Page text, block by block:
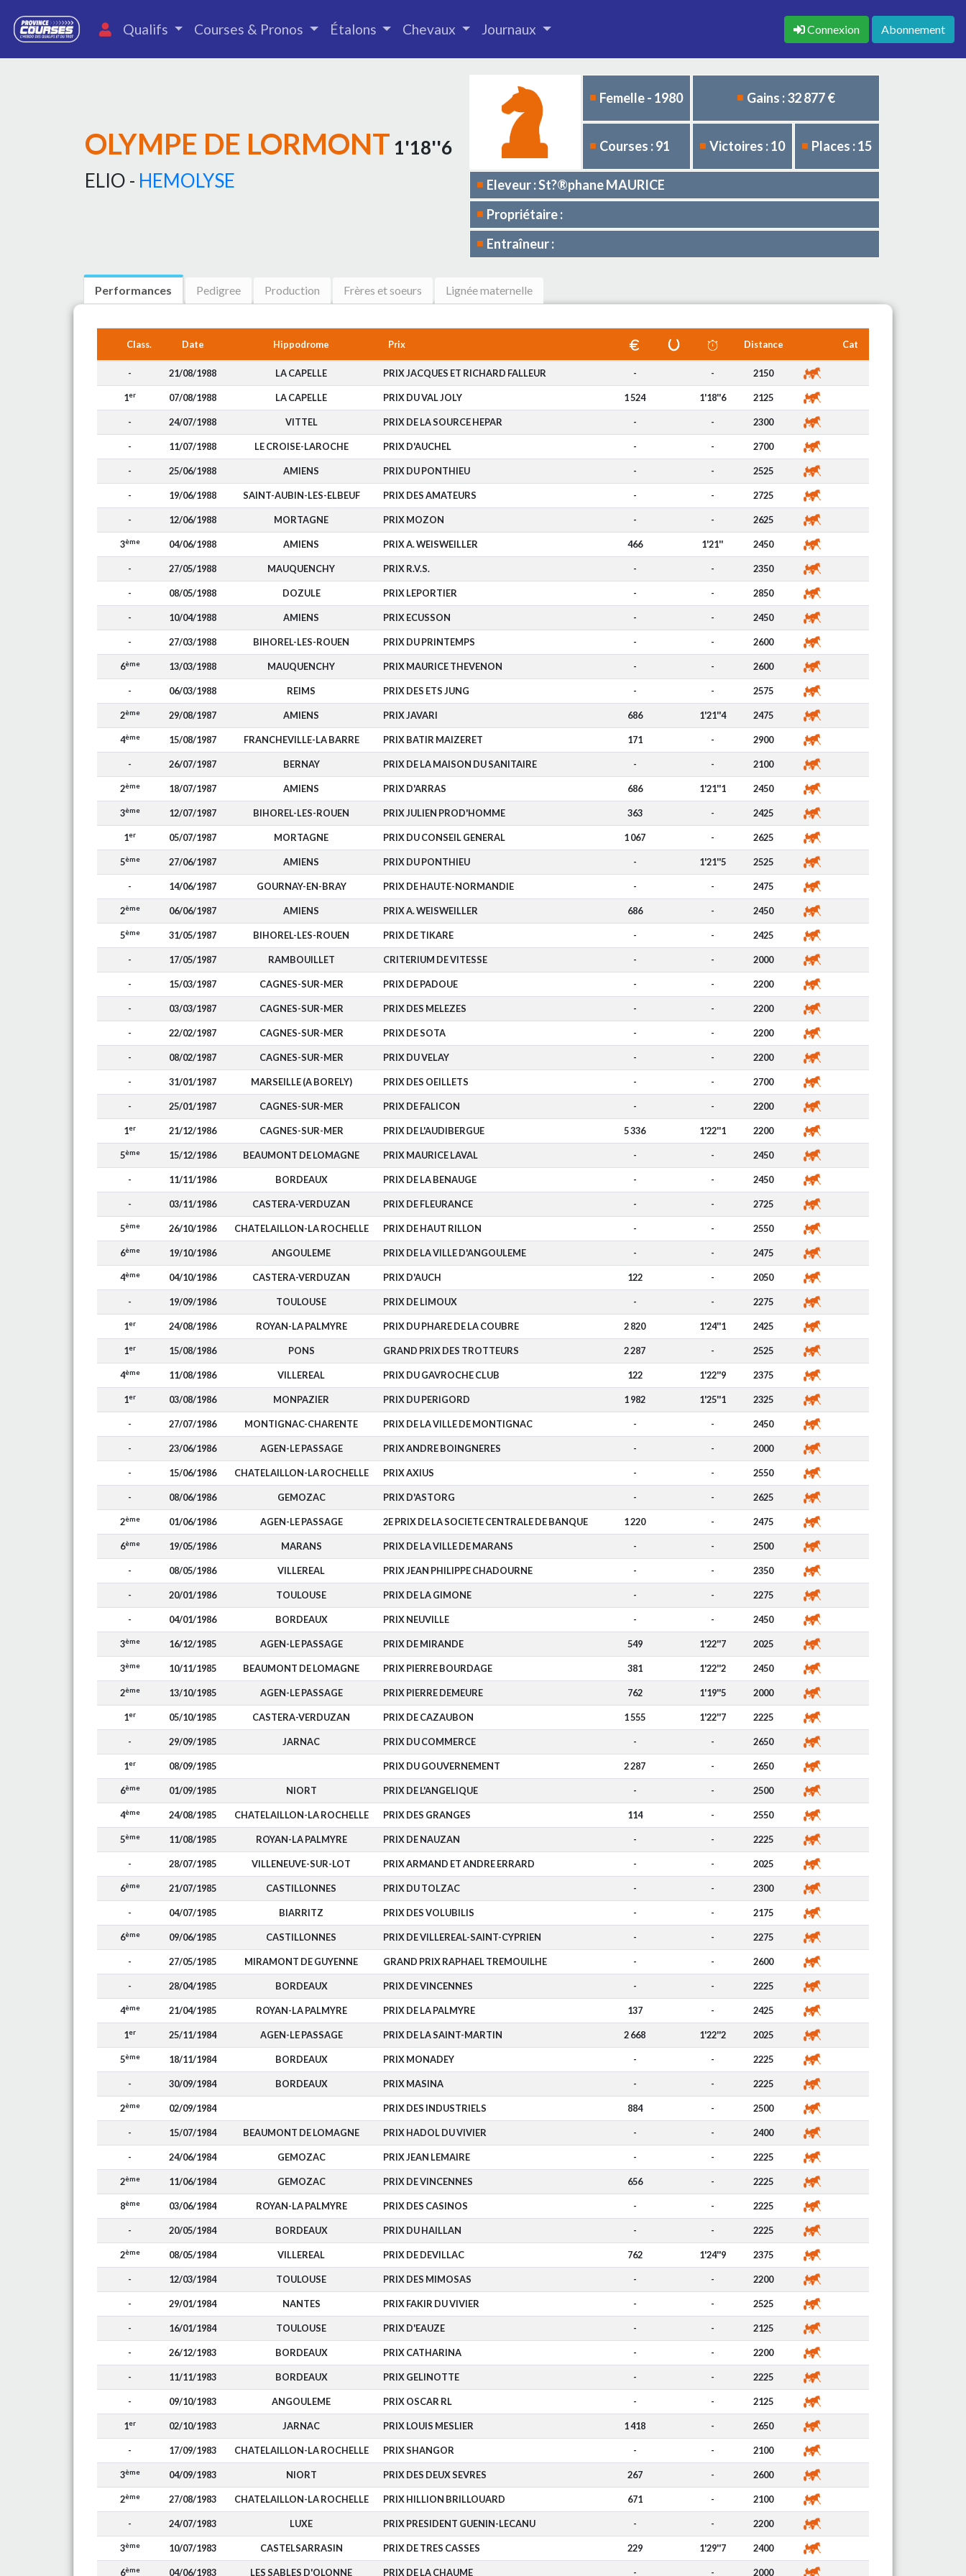
Qualifs Courses & Pronos Étalons Chevaux Journaux Connexion Abonnement
OLYMPE DE LORMONT 1'18''6
ELIO - HEMOLYSE
Femelle - 1980 Gains : 32 877 €
Courses : 91 Victoires : 10 Places : 15
Eleveur : St?®phane MAURICE
Propriétaire :
Entraîneur :
Performances Pedigree Production Frères et soeurs Lignée maternelle
Class. Date Hippodrome Prix Distance Cat
- 21/08/1988 LA CAPELLE PRIX JACQUES ET RICHARD FALLEUR - - 2150
1er 07/08/1988 LA CAPELLE PRIX DU VAL JOLY 1 524 1'18''6 2125
- 24/07/1988 VITTEL PRIX DE LA SOURCE HEPAR - - 2300
- 11/07/1988 LE CROISE-LAROCHE PRIX D'AUCHEL - - 2700
- 25/06/1988 AMIENS PRIX DU PONTHIEU - - 2525
- 19/06/1988 SAINT-AUBIN-LES-ELBEUF PRIX DES AMATEURS - - 2725
- 12/06/1988 MORTAGNE PRIX MOZON - - 2625
3ème 04/06/1988 AMIENS PRIX A. WEISWEILLER 466 1'21'' 2450
- 27/05/1988 MAUQUENCHY PRIX R.V.S. - - 2350
- 08/05/1988 DOZULE PRIX LEPORTIER - - 2850
- 10/04/1988 AMIENS PRIX ECUSSON - - 2450
- 27/03/1988 BIHOREL-LES-ROUEN PRIX DU PRINTEMPS - - 2600
6ème 13/03/1988 MAUQUENCHY PRIX MAURICE THEVENON - - 2600
- 06/03/1988 REIMS PRIX DES ETS JUNG - - 2575
2ème 29/08/1987 AMIENS PRIX JAVARI 686 1'21''4 2475
4ème 15/08/1987 FRANCHEVILLE-LA BARRE PRIX BATIR MAIZERET 171 - 2900
- 26/07/1987 BERNAY PRIX DE LA MAISON DU SANITAIRE - - 2100
2ème 18/07/1987 AMIENS PRIX D'ARRAS 686 1'21''1 2450
3ème 12/07/1987 BIHOREL-LES-ROUEN PRIX JULIEN PROD'HOMME 363 - 2425
1er 05/07/1987 MORTAGNE PRIX DU CONSEIL GENERAL 1 067 - 2625
5ème 27/06/1987 AMIENS PRIX DU PONTHIEU - 1'21''5 2525
- 14/06/1987 GOURNAY-EN-BRAY PRIX DE HAUTE-NORMANDIE - - 2475
2ème 06/06/1987 AMIENS PRIX A. WEISWEILLER 686 - 2450
5ème 31/05/1987 BIHOREL-LES-ROUEN PRIX DE TIKARE - - 2425
- 17/05/1987 RAMBOUILLET CRITERIUM DE VITESSE - - 2000
- 15/03/1987 CAGNES-SUR-MER PRIX DE PADOUE - - 2200
- 03/03/1987 CAGNES-SUR-MER PRIX DES MELEZES - - 2200
- 22/02/1987 CAGNES-SUR-MER PRIX DE SOTA - - 2200
- 08/02/1987 CAGNES-SUR-MER PRIX DU VELAY - - 2200
- 31/01/1987 MARSEILLE (A BORELY) PRIX DES OEILLETS - - 2700
- 25/01/1987 CAGNES-SUR-MER PRIX DE FALICON - - 2200
1er 21/12/1986 CAGNES-SUR-MER PRIX DE L'AUDIBERGUE 5 336 1'22''1 2200
5ème 15/12/1986 BEAUMONT DE LOMAGNE PRIX MAURICE LAVAL - - 2450
- 11/11/1986 BORDEAUX PRIX DE LA BENAUGE - - 2450
- 03/11/1986 CASTERA-VERDUZAN PRIX DE FLEURANCE - - 2725
5ème 26/10/1986 CHATELAILLON-LA ROCHELLE PRIX DE HAUT RILLON - - 2550
6ème 19/10/1986 ANGOULEME PRIX DE LA VILLE D'ANGOULEME - - 2475
4ème 04/10/1986 CASTERA-VERDUZAN PRIX D'AUCH 122 - 2050
- 19/09/1986 TOULOUSE PRIX DE LIMOUX - - 2275
1er 24/08/1986 ROYAN-LA PALMYRE PRIX DU PHARE DE LA COUBRE 2 820 1'24''1 2425
1er 15/08/1986 PONS GRAND PRIX DES TROTTEURS 2 287 - 2525
4ème 11/08/1986 VILLEREAL PRIX DU GAVROCHE CLUB 122 1'22''9 2375
1er 03/08/1986 MONPAZIER PRIX DU PERIGORD 1 982 1'25''1 2325
- 27/07/1986 MONTIGNAC-CHARENTE PRIX DE LA VILLE DE MONTIGNAC - - 2450
- 23/06/1986 AGEN-LE PASSAGE PRIX ANDRE BOINGNERES - - 2000
- 15/06/1986 CHATELAILLON-LA ROCHELLE PRIX AXIUS - - 2550
- 08/06/1986 GEMOZAC PRIX D'ASTORG - - 2625
2ème 01/06/1986 AGEN-LE PASSAGE 2E PRIX DE LA SOCIETE CENTRALE DE BANQUE 1 220 - 2475
6ème 19/05/1986 MARANS PRIX DE LA VILLE DE MARANS - - 2500
- 08/05/1986 VILLEREAL PRIX JEAN PHILIPPE CHADOURNE - - 2350
- 20/01/1986 TOULOUSE PRIX DE LA GIMONE - - 2275
- 04/01/1986 BORDEAUX PRIX NEUVILLE - - 2450
3ème 16/12/1985 AGEN-LE PASSAGE PRIX DE MIRANDE 549 1'22''7 2025
3ème 10/11/1985 BEAUMONT DE LOMAGNE PRIX PIERRE BOURDAGE 381 1'22''2 2450
2ème 13/10/1985 AGEN-LE PASSAGE PRIX PIERRE DEMEURE 762 1'19''5 2000
1er 05/10/1985 CASTERA-VERDUZAN PRIX DE CAZAUBON 1 555 1'22''7 2225
- 29/09/1985 JARNAC PRIX DU COMMERCE - - 2650
1er 08/09/1985 PRIX DU GOUVERNEMENT 2 287 - 2650
6ème 01/09/1985 NIORT PRIX DE L'ANGELIQUE - - 2500
4ème 24/08/1985 CHATELAILLON-LA ROCHELLE PRIX DES GRANGES 114 - 2550
5ème 11/08/1985 ROYAN-LA PALMYRE PRIX DE NAUZAN - - 2225
- 28/07/1985 VILLENEUVE-SUR-LOT PRIX ARMAND ET ANDRE ERRARD - - 2025
6ème 21/07/1985 CASTILLONNES PRIX DU TOLZAC - - 2300
- 04/07/1985 BIARRITZ PRIX DES VOLUBILIS - - 2175
6ème 09/06/1985 CASTILLONNES PRIX DE VILLEREAL-SAINT-CYPRIEN - - 2275
- 27/05/1985 MIRAMONT DE GUYENNE GRAND PRIX RAPHAEL TREMOUILHE - - 2600
- 28/04/1985 BORDEAUX PRIX DE VINCENNES - - 2225
4ème 21/04/1985 ROYAN-LA PALMYRE PRIX DE LA PALMYRE 137 - 2425
1er 25/11/1984 AGEN-LE PASSAGE PRIX DE LA SAINT-MARTIN 2 668 1'22''2 2025
5ème 18/11/1984 BORDEAUX PRIX MONADEY - - 2225
- 30/09/1984 BORDEAUX PRIX MASINA - - 2225
2ème 02/09/1984 PRIX DES INDUSTRIELS 884 - 2500
- 15/07/1984 BEAUMONT DE LOMAGNE PRIX HADOL DU VIVIER - - 2400
- 24/06/1984 GEMOZAC PRIX JEAN LEMAIRE - - 2225
2ème 11/06/1984 GEMOZAC PRIX DE VINCENNES 656 - 2225
8ème 03/06/1984 ROYAN-LA PALMYRE PRIX DES CASINOS - - 2225
- 20/05/1984 BORDEAUX PRIX DU HAILLAN - - 2225
2ème 08/05/1984 VILLEREAL PRIX DE DEVILLAC 762 1'24''9 2375
- 12/03/1984 TOULOUSE PRIX DES MIMOSAS - - 2200
- 29/01/1984 NANTES PRIX FAKIR DU VIVIER - - 2525
- 16/01/1984 TOULOUSE PRIX D'EAUZE - - 2125
- 26/12/1983 BORDEAUX PRIX CATHARINA - - 2200
- 11/11/1983 BORDEAUX PRIX GELINOTTE - - 2225
- 09/10/1983 ANGOULEME PRIX OSCAR RL - - 2125
1er 02/10/1983 JARNAC PRIX LOUIS MESLIER 1 418 - 2650
- 17/09/1983 CHATELAILLON-LA ROCHELLE PRIX SHANGOR - - 2100
3ème 04/09/1983 NIORT PRIX DES DEUX SEVRES 267 - 2600
2ème 27/08/1983 CHATELAILLON-LA ROCHELLE PRIX HILLION BRILLOUARD 671 - 2100
- 24/07/1983 LUXE PRIX PRESIDENT GUENIN-LECANU - - 2200
3ème 10/07/1983 CASTELSARRASIN PRIX DE TRES CASSES 229 1'29''7 2400
6ème 04/06/1983 LES SABLES D'OLONNE PRIX DE LA CHAUME - - 2000